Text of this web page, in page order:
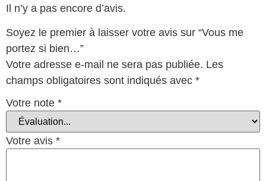
Il n’y a pas encore d’avis.
Soyez le premier à laisser votre avis sur “Vous me
portez si bien…”
Votre adresse e-mail ne sera pas publiée. Les
champs obligatoires sont indiqués avec *
Votre note *
Votre avis *